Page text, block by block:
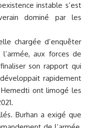
instable s’est
dominé par les
chargée d’enquêter
aux forces de
son rapport qui
rapidement
ont limogé les
Burhan a exigé que